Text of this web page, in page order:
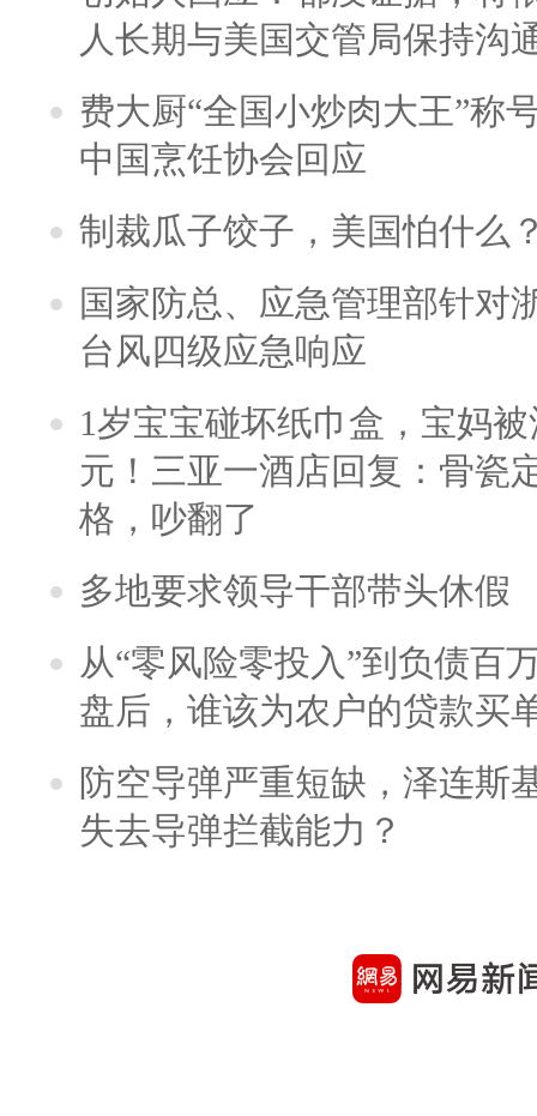
人长期与美国交管局保持沟
费大厨“全国小炒肉大王”称
中国烹饪协会回应
制裁瓜子饺子，美国怕什么
国家防总、应急管理部针对
台风四级应急响应
1岁宝宝碰坏纸巾盒，宝妈
元！三亚一酒店回复：骨瓷
格，吵翻了
多地要求领导干部带头休假
从“零风险零投入”到负债百
盘后，谁该为农户的贷款买
防空导弹严重短缺，泽连斯
失去导弹拦截能力？